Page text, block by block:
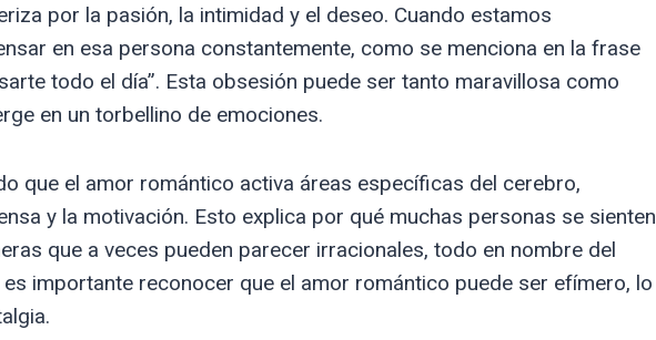
por la pasión, la intimidad y el deseo. Cuando estamos
en esa persona constantemente, como se menciona en la frase
todo el día”. Esta obsesión puede ser tanto maravillosa como
en un torbellino de emociones.
que el amor romántico activa áreas específicas del cerebro,
y la motivación. Esto explica por qué muchas personas se sienten
que a veces pueden parecer irracionales, todo en nombre del
importante reconocer que el amor romántico puede ser efímero, lo